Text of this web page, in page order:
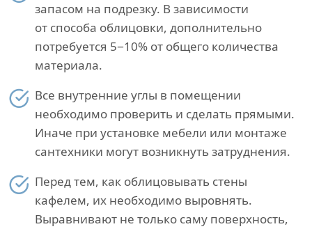
запасом на подрезку. В зависимости
от способа облицовки, дополнительно
потребуется 5−10% от общего количества
материала.
Все внутренние углы в помещении
необходимо проверить и сделать прямыми.
Иначе при установке мебели или монтаже
сантехники могут возникнуть затруднения.
Перед тем, как облицовывать стены
кафелем, их необходимо выровнять.
Выравнивают не только саму поверхность,